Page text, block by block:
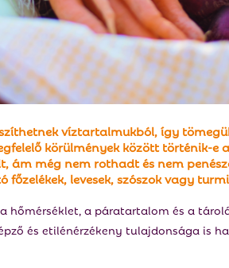
víztartalmukból, így
körülmények között történik-e
ám még nem rothadt és nem
levesek, szószok vagy
hőmérséklet, a páratartalom és a
és etilénérzékeny tulajdonsága is